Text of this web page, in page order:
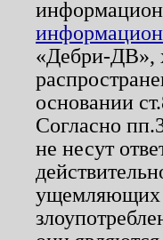
«Дебри-ДВ»,
основании
Согласно
не несут
ущемляющих